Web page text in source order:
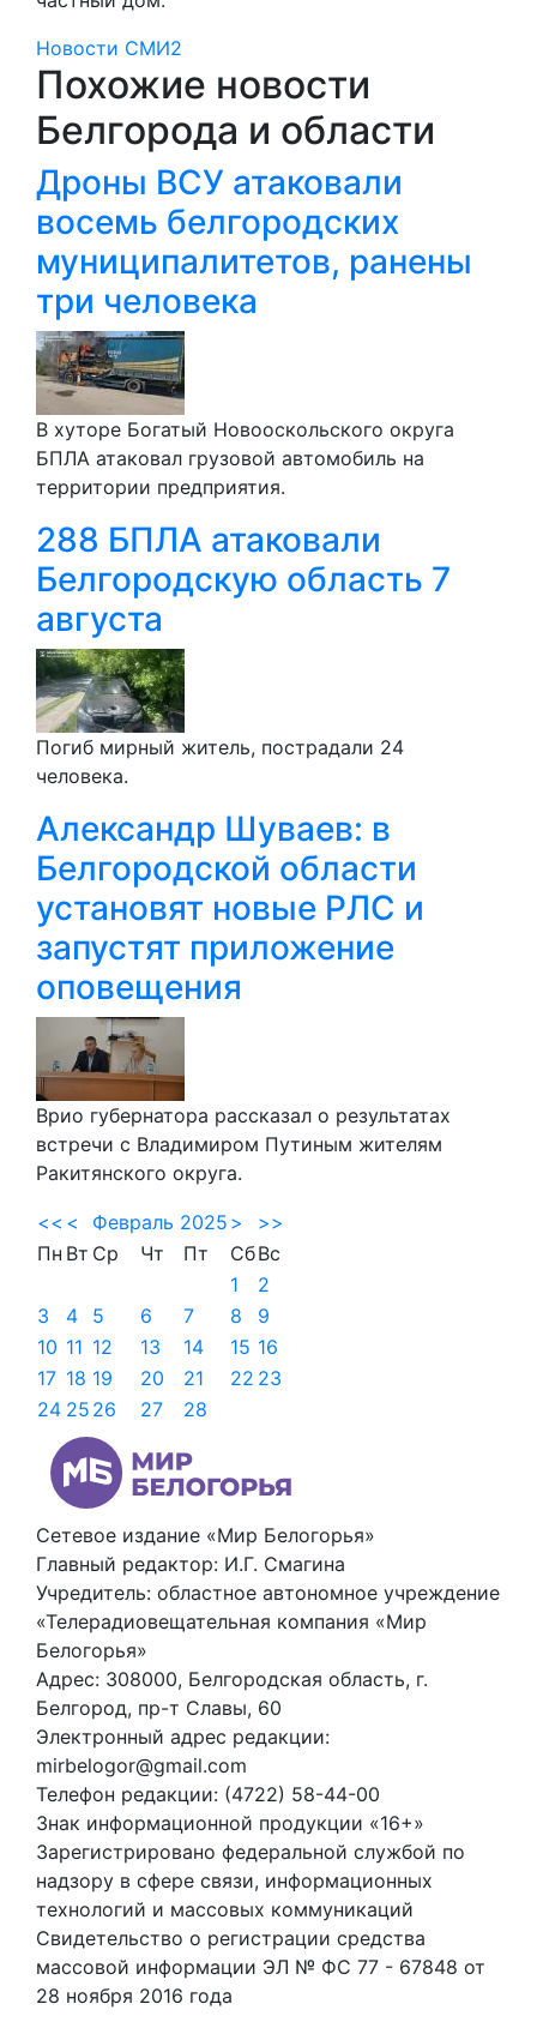
Новости СМИ2
Похожие новости
Белгорода и области
Дроны ВСУ атаковали
восемь белгородских
муниципалитетов, ранены
три человека
В хуторе Богатый Новооскольского округа
БПЛА атаковал грузовой автомобиль на
территории предприятия.
288 БПЛА атаковали
Белгородскую область 7
августа
Погиб мирный житель, пострадали 24
человека.
Александр Шуваев: в
Белгородской области
установят новые РЛС и
запустят приложение
оповещения
Врио губернатора рассказал о результатах
встречи с Владимиром Путиным жителям
Ракитянского округа.
<< < Февраль 2025 >
>>
Пн Вт Ср Чт Пт СбВс
1
2
3
4 5 6 7 8
9
10 11 12 13 14 15 16
17 18 19 20 21 22 23
24 25 26 27 28
Сетевое издание «Мир Белогорья»
Главный редактор: И.Г. Смагина
Учредитель: областное автономное учреждение
«Телерадиовещательная компания «Мир
Белогорья»
Адрес: 308000, Белгородская область, г.
Белгород, пр-т Славы, 60
Электронный адрес редакции:
mirbelogor@gmail.com
Телефон редакции: (4722) 58-44-00
Знак информационной продукции «16+»
Зарегистрировано федеральной службой по
надзору в сфере связи, информационных
технологий и массовых коммуникаций
Свидетельство о регистрации средства
массовой информации ЭЛ № ФС 77 - 67848 от
28 ноября 2016 года